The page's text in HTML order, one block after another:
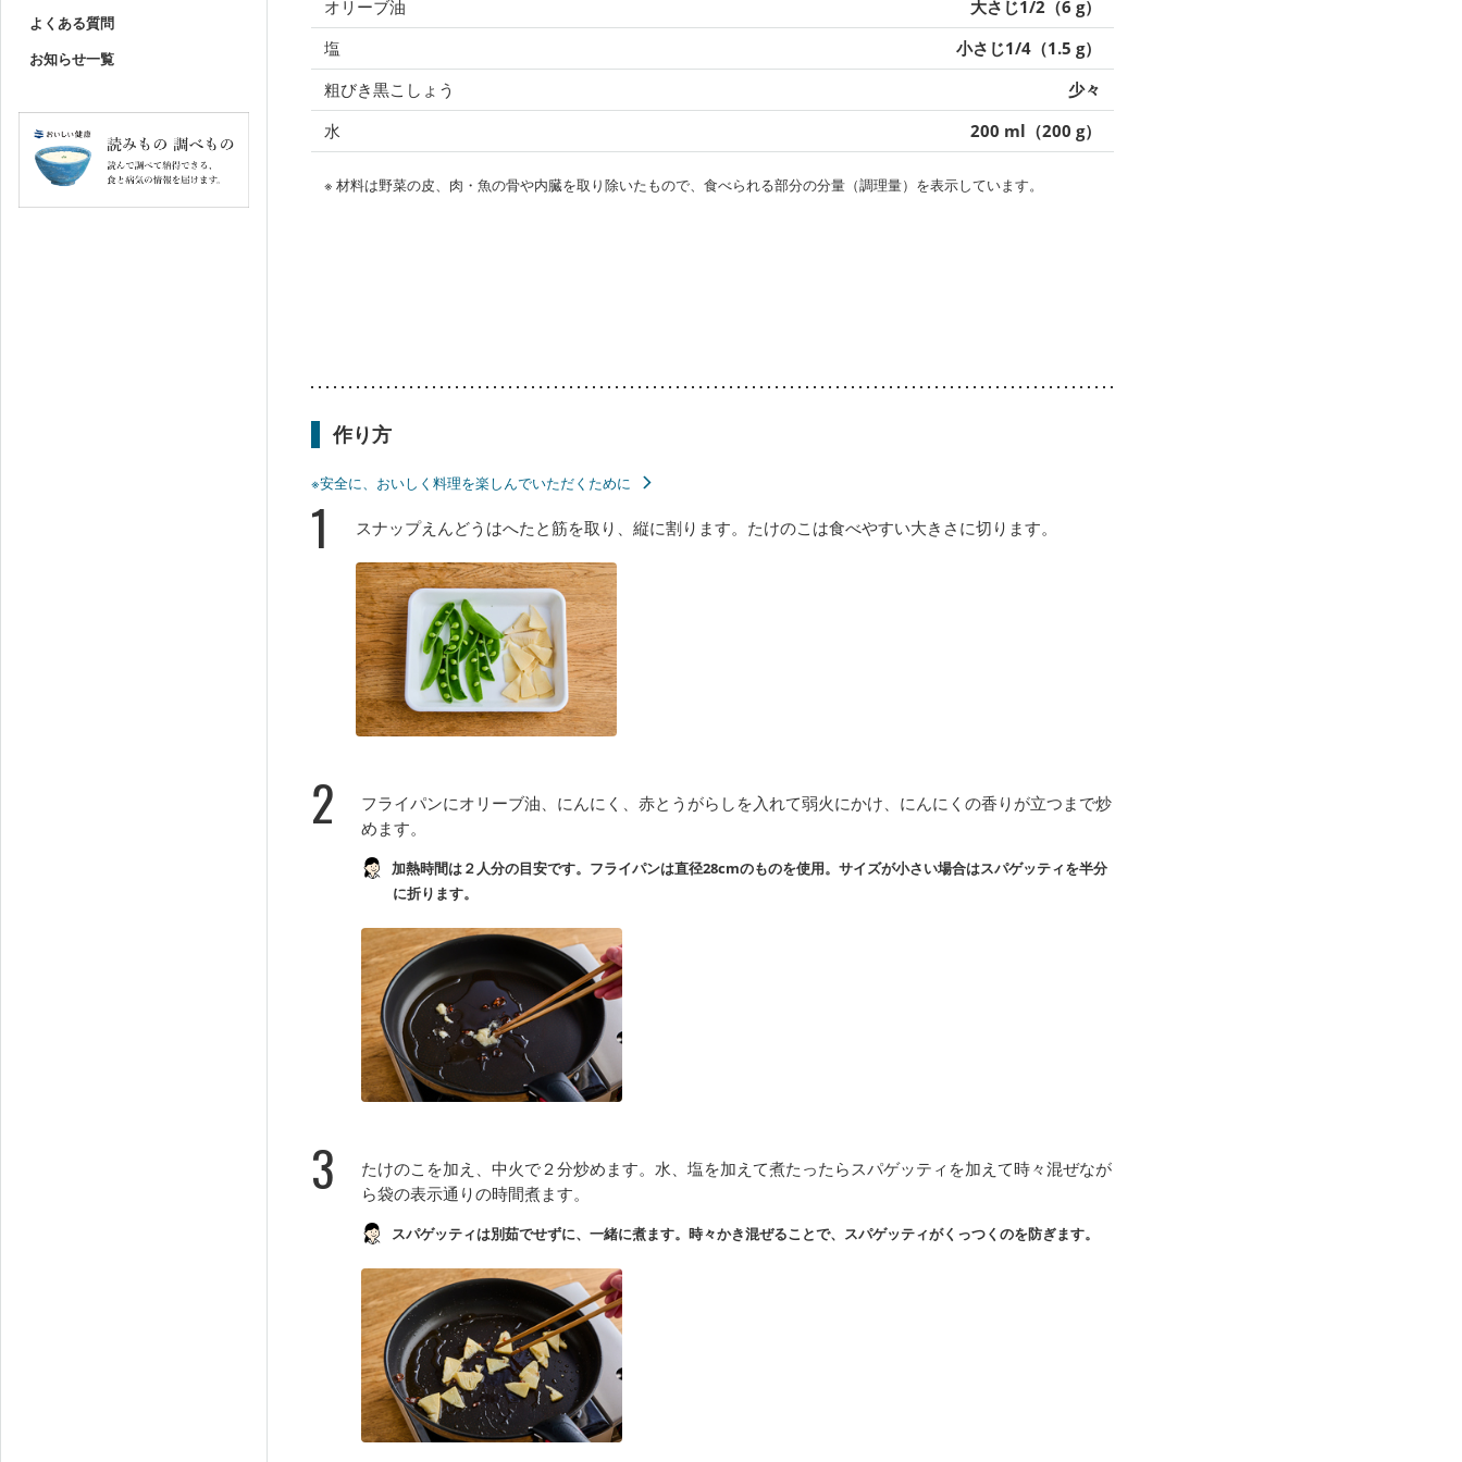
よくある質問
お知らせ一覧
オリーブ油
大さじ1/2（6 g）
塩
小さじ1/4（1.5 g）
粗びき黒こしょう
少々
水
200 ml（200 g）
※ 材料は野菜の皮、肉・魚の骨や内臓を取り除いたもので、食べられる部分の分量（調理量）を表示しています。
作り方
※安全に、おいしく料理を楽しんでいただくために
1 スナップえんどうはへたと筋を取り、縦に割ります。たけのこは食べやすい大きさに切ります。
2
フライパンにオリーブ油、にんにく、赤とうがらしを入れて弱火にかけ、にんにくの香りが立つまで炒
めます。
加熱時間は２人分の目安です。フライパンは直径28cmのものを使用。サイズが小さい場合はスパゲッティを半分
に折ります。
3
たけのこを加え、中火で２分炒めます。水、塩を加えて煮たったらスパゲッティを加えて時々混ぜなが
ら袋の表示通りの時間煮ます。
スパゲッティは別茹でせずに、一緒に煮ます。時々かき混ぜることで、スパゲッティがくっつくのを防ぎます。